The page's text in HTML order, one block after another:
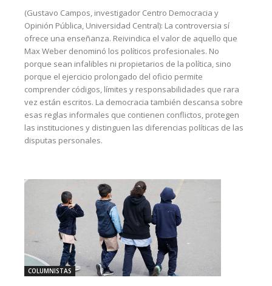
(Gustavo Campos, investigador Centro Democracia y
Opinión Pública, Universidad Central): La controversia sí
ofrece una enseñanza. Reivindica el valor de aquello que
Max Weber denominó los políticos profesionales. No
porque sean infalibles ni propietarios de la política, sino
porque el ejercicio prolongado del oficio permite
comprender códigos, límites y responsabilidades que rara
vez están escritos. La democracia también descansa sobre
esas reglas informales que contienen conflictos, protegen
las instituciones y distinguen las diferencias políticas de las
disputas personales.
COLUMNISTAS